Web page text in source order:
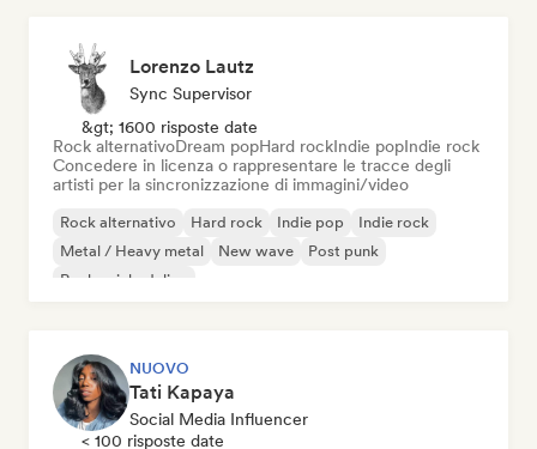
Lorenzo Lautz
Sync Supervisor
&gt; 1600 risposte date
Rock alternativoDream popHard rockIndie popIndie rock
Concedere in licenza o rappresentare le tracce degli
artisti per la sincronizzazione di immagini/video
Rock alternativo Hard rock Indie pop
Indie rock
Metal / Heavy metal
New wave
Post punk
Rock psichedelico
NUOVO
Tati Kapaya
Social Media Influencer
< 100 risposte date